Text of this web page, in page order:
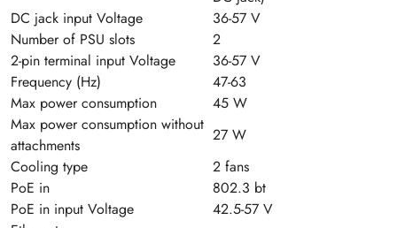
DC jack input Voltage
36-57 V
Number of PSU slots
2
2-pin terminal input Voltage
36-57 V
Frequency (Hz)
47-63
Max power consumption
45 W
Max power consumption without
attachments
27 W
Cooling type
2 fans
PoE in
802.3 bt
PoE in input Voltage
42.5-57 V